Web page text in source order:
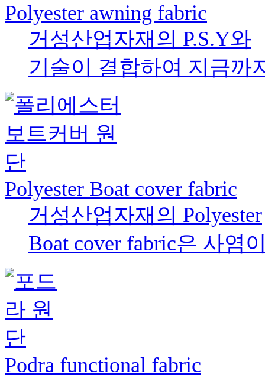
Polyester awning fabric
거성산업자재의 P.S.Y와
기술이 결합하여 지금까
Polyester Boat cover fabric
거성산업자재의 Polyester
Boat cover fabric은 사염
Podra functional fabric